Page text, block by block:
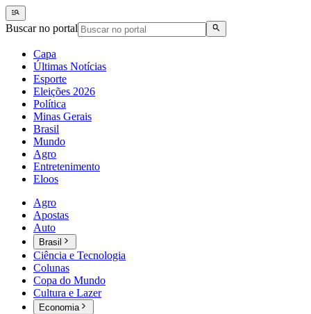
Buscar no portal
Capa
Últimas Notícias
Esporte
Eleições 2026
Política
Minas Gerais
Brasil
Mundo
Agro
Entretenimento
Eloos
Agro
Apostas
Auto
Brasil
Ciência e Tecnologia
Colunas
Copa do Mundo
Cultura e Lazer
Economia